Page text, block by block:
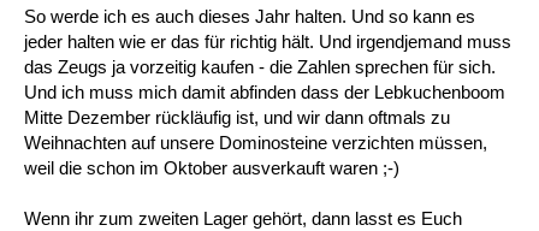
So werde ich es auch dieses Jahr halten. Und so kann es
jeder halten wie er das für richtig hält. Und irgendjemand muss
das Zeugs ja vorzeitig kaufen - die Zahlen sprechen für sich.
Und ich muss mich damit abfinden dass der Lebkuchenboom
Mitte Dezember rückläufig ist, und wir dann oftmals zu
Weihnachten auf unsere Dominosteine verzichten müssen,
weil die schon im Oktober ausverkauft waren ;-)
Wenn ihr zum zweiten Lager gehört, dann lasst es Euch